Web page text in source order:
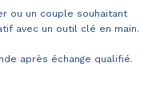
ou un couple souhaitant
avec un outil clé en main.
après échange qualifié.